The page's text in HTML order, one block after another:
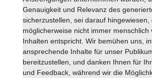
Genauigkeit und Relevanz des
sicherzustellen, sei darauf hingewiesen,
möglicherweise nicht immer menschlich
Inhalten entspricht. Wir bemühen uns,
ansprechende Inhalte für unser
bereitzustellen, und danken Ihnen für
und Feedback, während wir die